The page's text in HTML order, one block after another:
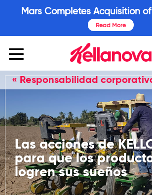
Mars Completes Acquisition
Read More
« Responsabilidad
Las acciones de
para que los
logren sus sueños